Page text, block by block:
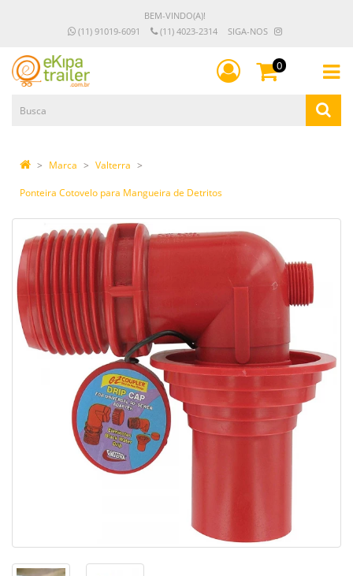
BEM-VINDO(A)!
(11) 91019-6091
(11) 4023-2314 SIGA-NOS
0
Marca Valterra
Ponteira Cotovelo para Mangueira de Detritos